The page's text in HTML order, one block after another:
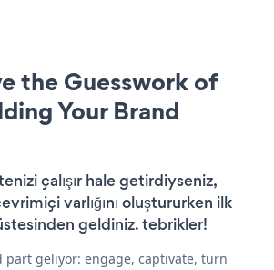
the Guesswork of
Your Brand
çalışır hale getirdiyseniz,
varlığını oluştururken ilk
geldiniz. tebrikler!
part geliyor: engage, captivate, turn